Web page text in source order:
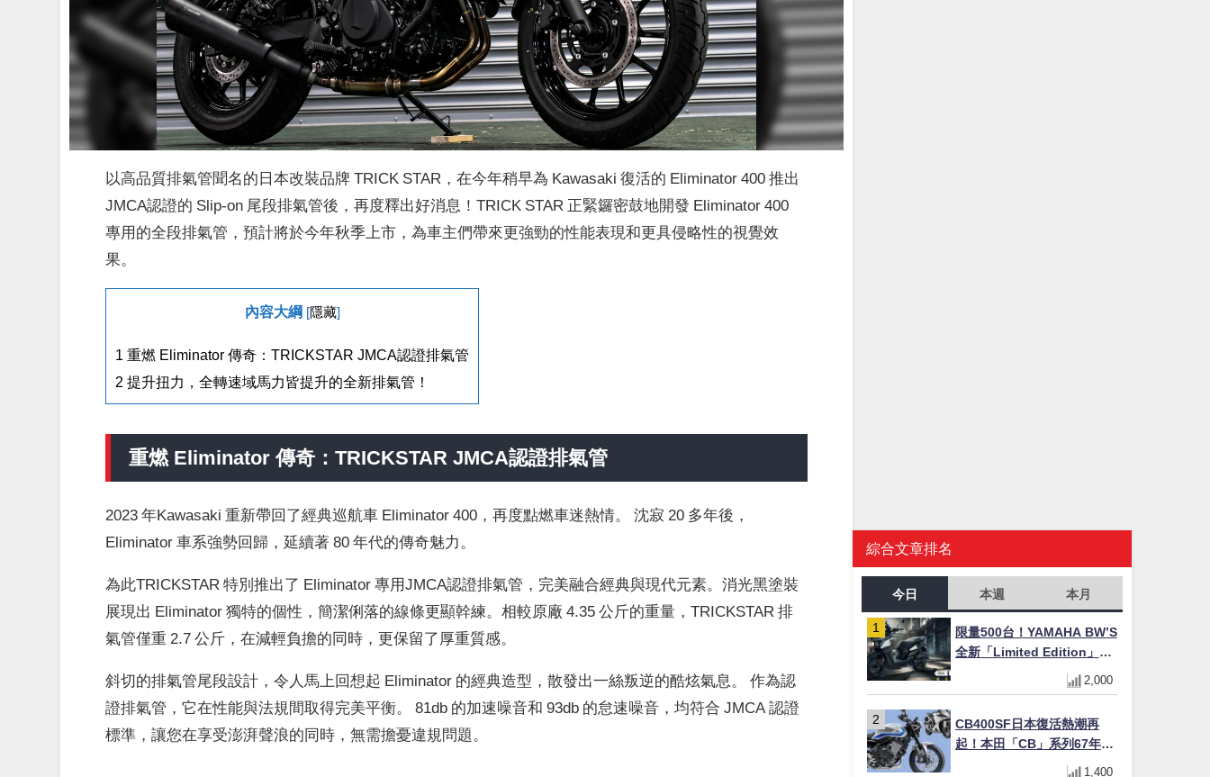
以高品質排氣管聞名的日本改裝品牌 TRICK STAR，在今年稍早為 Kawasaki 復活的 Eliminator 400 推出
JMCA認證的 Slip-on 尾段排氣管後，再度釋出好消息！TRICK STAR 正緊鑼密鼓地開發 Eliminator 400
專用的全段排氣管，預計將於今年秋季上市，為車主們帶來更強勁的性能表現和更具侵略性的視覺效
果。
內容大綱 隱藏]
1 重燃 Eliminator 傳奇：TRICKSTAR JMCA認證排氣管
2 提升扭力，全轉速域馬力皆提升的全新排氣管！
重燃 Eliminator 傳奇：TRICKSTAR JMCA認證排氣管
2023 年Kawasaki 重新帶回了經典巡航車 Eliminator 400，再度點燃車迷熱情。 沈寂 20 多年後，
Eliminator 車系強勢回歸，延續著 80 年代的傳奇魅力。
為此TRICKSTAR 特別推出了 Eliminator 專用JMCA認證排氣管，完美融合經典與現代元素。消光黑塗裝
展現出 Eliminator 獨特的個性，簡潔俐落的線條更顯幹練。相較原廠 4.35 公斤的重量，TRICKSTAR 排
氣管僅重 2.7 公斤，在減輕負擔的同時，更保留了厚重質感。
斜切的排氣管尾段設計，令人馬上回想起 Eliminator 的經典造型，散發出一絲叛逆的酷炫氣息。 作為認
證排氣管，它在性能與法規間取得完美平衡。 81db 的加速噪音和 93db 的怠速噪音，均符合 JMCA 認證
標準，讓您在享受澎湃聲浪的同時，無需擔憂違規問題。
綜合文章排名
今日 本週 本月
限量500台！YAMAHA BW’S
全新「Limited Edition」都
市探索限定色 GOOPiMADE
聯名包同步登場
2,000
CB400SF日本復活熱潮再
起！本田「CB」系列67年傳
奇解密 與CBR差異一次搞懂
1,400